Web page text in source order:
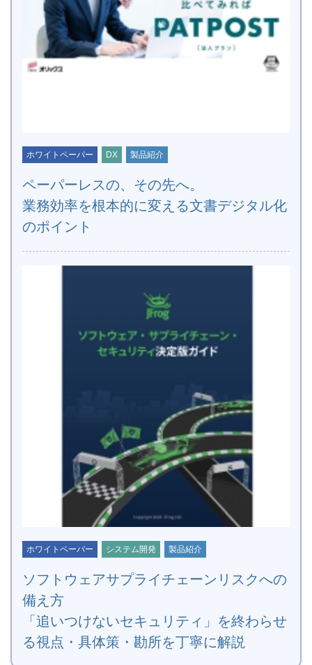
ホワイトペーパー DX 製品紹介
ペーパーレスの、その先へ。
業務効率を根本的に変える文書デジタル化
のポイント
ホワイトペーパー システム開発 製品紹介
ソフトウェアサプライチェーンリスクへの
備え方
「追いつけないセキュリティ」を終わらせ
る視点・具体策・勘所を丁寧に解説